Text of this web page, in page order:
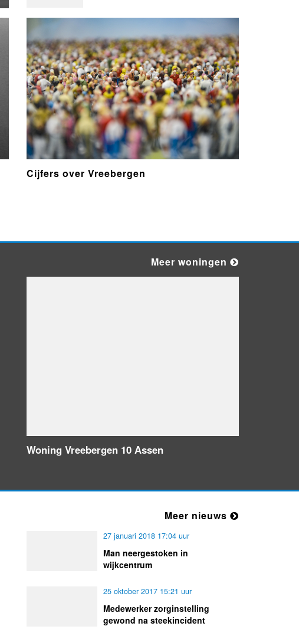
Hypotheken & Verzekeringen
Woning Vreebergen 10 Assen
Woning Vreebergen 50 Assen
Cijfers over Vreebergen
Meer woningen
Woning Vreebergen 10 Assen
Meer nieuws
27 januari 2018 17:04 uur
Man neergestoken in
wijkcentrum
25 oktober 2017 15:21 uur
Medewerker zorginstelling
gewond na steekincident